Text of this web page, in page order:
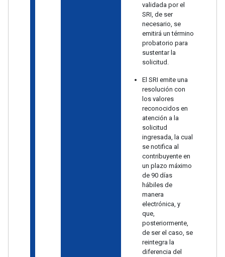
validada por el
SRI, de ser
necesario, se
emitirá un término
probatorio para
sustentar la
solicitud.
El SRI emite una
resolución con
los valores
reconocidos en
atención a la
solicitud
ingresada, la cual
se notifica al
contribuyente en
un plazo máximo
de 90 días
hábiles de
manera
electrónica, y
que,
posteriormente,
de ser el caso, se
reintegra la
diferencia del